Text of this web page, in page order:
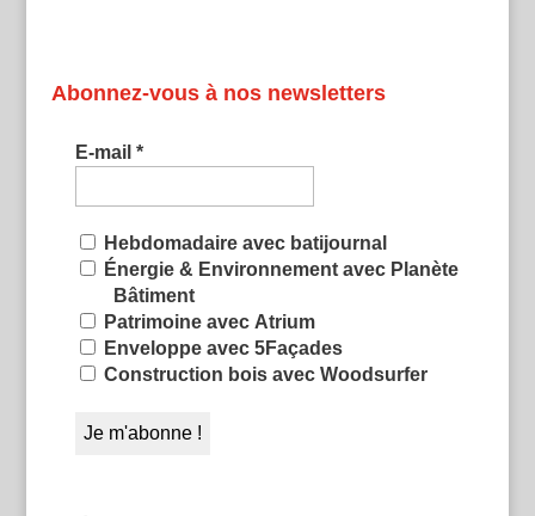
Abonnez-vous à nos newsletters
E-mail *
Hebdomadaire avec batijournal
Énergie & Environnement avec Planète
Bâtiment
Patrimoine avec Atrium
Enveloppe avec 5Façades
Construction bois avec Woodsurfer